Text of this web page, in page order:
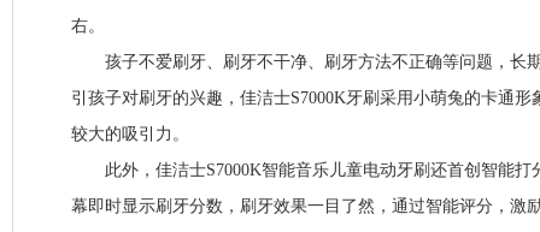
右。
孩子不爱刷牙、刷牙不干净、刷牙方法不正确等问题，长
引孩子对刷牙的兴趣，佳洁士S7000K牙刷采用小萌兔的卡通形
较大的吸引力。
此外，佳洁士S7000K智能音乐儿童电动牙刷还首创智能打
幕即时显示刷牙分数，刷牙效果一目了然，通过智能评分，激